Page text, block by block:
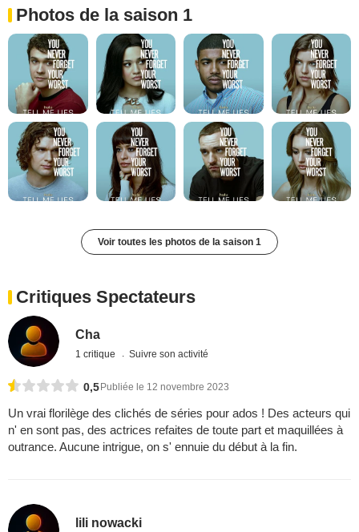
Photos de la saison 1
Voir toutes les photos de la saison 1
Critiques Spectateurs
Cha
1 critique Suivre son activité
0,5 Publiée le 12 novembre 2023
Un vrai florilège des clichés de séries pour ados ! Des acteurs qui
n' en sont pas, des actrices refaites de toute part et maquillées à
outrance. Aucune intrigue, on s' ennuie du début à la fin.
lili nowacki